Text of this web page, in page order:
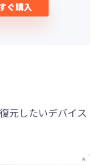
ぐ購入
元したいデバイス